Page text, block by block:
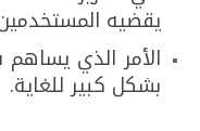
يقضيه
الأمر الذي
بشكل كبير للغاية.